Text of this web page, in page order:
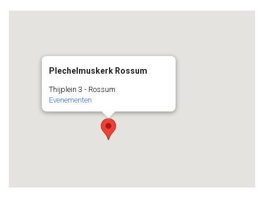
Plechelmuskerk Rossum
Thijplein 3 - Rossum
Evenementen